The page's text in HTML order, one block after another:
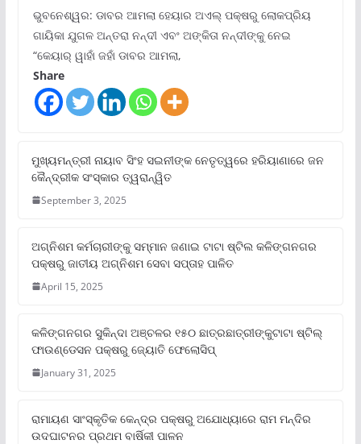
ଭୁବନେଶ୍ୱର: ଡାବର ଆମଲା ହେୟାର ଅଏଲ୍ ପକ୍ଷରୁ ଲୋକପ୍ରିୟ
ଗାୟିକା ଯୁଗଳ ଅନ୍ତରା ନନ୍ଦୀ ଏବଂ ଅଙ୍କିତା ନନ୍ଦୀଙ୍କୁ ନେଇ
“କେୟାର୍ ୱାହାଁ ଜହାଁ ଡାବର ଆମଲା,
Share
ମୁଖ୍ୟମନ୍ତ୍ରୀ ନାୟାବ ସିଂହ ସଇନୀଙ୍କ ନେତୃତ୍ୱରେ ହରିୟାଣାରେ ଜନ
କୈନ୍ଦ୍ରୀକ ସଂସ୍କାର ତ୍ୱରାନ୍ୱିତ
September 3, 2025
ଅଗ୍ନିଶମ କର୍ମଚାରୀଙ୍କୁ ସମ୍ମାନ ଜଣାଇ ଟାଟା ଷ୍ଟିଲ କଳିଙ୍ଗନଗର
ପକ୍ଷରୁ ଜାତୀୟ ଅଗ୍ନିଶମ ସେବା ସପ୍ତାହ ପାଳିତ
April 15, 2025
କଳିଙ୍ଗନଗର ସୁକିନ୍ଦା ଅଞ୍ଚଳର ୧୫୦ ଛାତ୍ରଛାତ୍ରୀଙ୍କୁଟାଟା ଷ୍ଟିଲ୍
ଫାଉଣ୍ଡେସନ ପକ୍ଷରୁ ଜ୍ୟୋତି ଫେଲୋସିପ୍‌
January 31, 2025
ରାମାୟଣ ସାଂସ୍କୃତିକ କେନ୍ଦ୍ର ପକ୍ଷରୁ ଅଯୋଧ୍ୟାରେ ରାମ ମନ୍ଦିର
ଉଦଘାଟନର ପ୍ରଥମ ବାର୍ଷିକୀ ପାଳନ